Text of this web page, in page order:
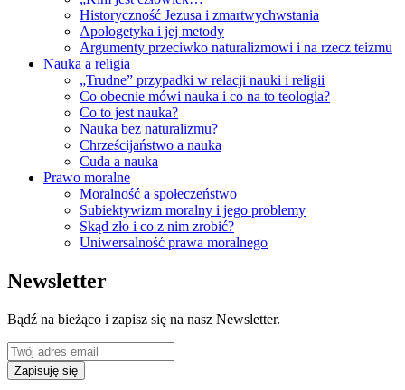
Historyczność Jezusa i zmartwychwstania
Apologetyka i jej metody
Argumenty przeciwko naturalizmowi i na rzecz teizmu
Nauka a religia
„Trudne” przypadki w relacji nauki i religii
Co obecnie mówi nauka i co na to teologia?
Co to jest nauka?
Nauka bez naturalizmu?
Chrześcijaństwo a nauka
Cuda a nauka
Prawo moralne
Moralność a społeczeństwo
Subiektywizm moralny i jego problemy
Skąd zło i co z nim zrobić?
Uniwersalność prawa moralnego
Newsletter
Bądź na bieżąco i zapisz się na nasz Newsletter.
Zapisuję się